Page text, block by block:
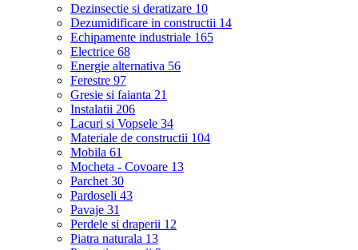
Dezinsectie si deratizare 10
Dezumidificare in constructii 14
Echipamente industriale 165
Electrice 68
Energie alternativa 56
Ferestre 97
Gresie si faianta 21
Instalatii 206
Lacuri si Vopsele 34
Materiale de constructii 104
Mobila 61
Mocheta - Covoare 13
Parchet 30
Pardoseli 43
Pavaje 31
Perdele si draperii 12
Piatra naturala 13